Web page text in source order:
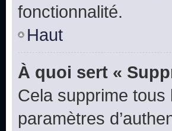
fonctionnalité.
Haut
À quoi sert «
Cela supprime
paramètres